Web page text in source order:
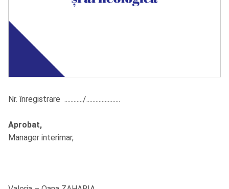
Nr. înregistrare ............/......................
Aprobat,
Manager interimar,